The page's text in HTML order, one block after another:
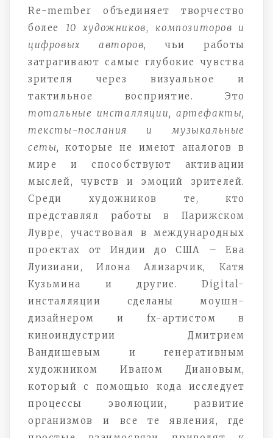
Re-member объединяет творчество
более 10 художников, композиторов и
цифровых авторов, чьи работы
затрагивают самые глубокие чувства
зрителя через визуальное и
тактильное восприятие. Это
тотальные инсталляции, артефакты,
тексты-послания и музыкальные
сеты,которые не имеют аналогов в
мире и способствуют активации
мыслей, чувств и эмоций зрителей.
Среди художников те, кто
представлял работы в Парижском
Лувре, участвовал в международных
проектах от Индии до США – Ева
Луизиани, Илона Ализарчик, Катя
Кузьмина и другие. Digital-
инсталляции сделаны моушн-
дизайнером и fx-артистом в
киноиндустрии Дмитрием
Вандишевым и генеративным
художником Иваном Диановым,
который с помощью кода исследует
процессы эволюции, развитие
организмов и все те явления, где